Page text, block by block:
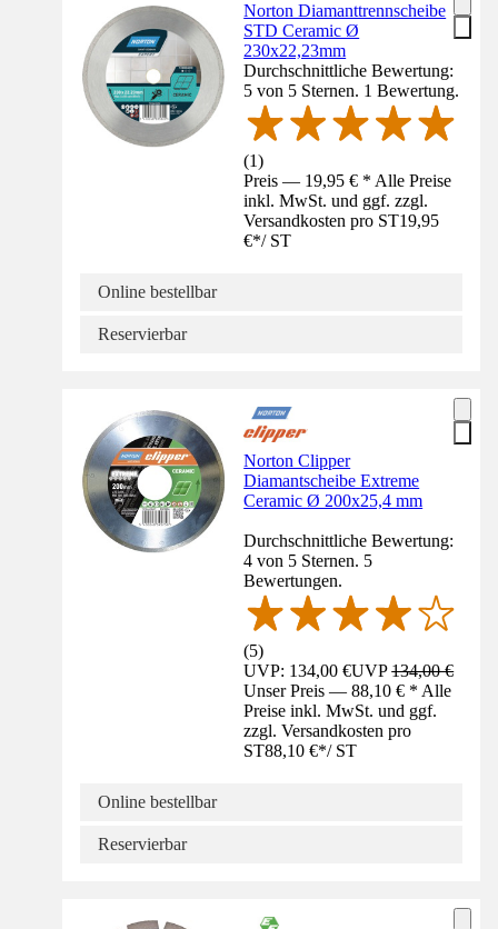
Norton Diamanttrennscheibe
STD Ceramic Ø
230x22,23mm
Durchschnittliche Bewertung:
5 von 5 Sternen. 1 Bewertung.
(1)
Preis — 19,95 € * Alle Preise
inkl. MwSt. und ggf. zzgl.
Versandkosten pro ST19,95
€*/ ST
Online bestellbar
Reservierbar
Norton Clipper
Diamantscheibe Extreme
Ceramic Ø 200x25,4 mm
Durchschnittliche Bewertung:
4 von 5 Sternen. 5
Bewertungen.
(5)
UVP: 134,00 €UVP134,00 €
Unser Preis — 88,10 € * Alle
Preise inkl. MwSt. und ggf.
zzgl. Versandkosten pro
ST88,10 €*/ ST
Online bestellbar
Reservierbar